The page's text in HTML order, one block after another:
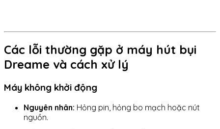
Các lỗi thường gặp ở máy hút bụi
Dreame và cách xử lý
Máy không khởi động
Nguyên nhân: Hỏng pin, hỏng bo mạch hoặc nút
nguồn.